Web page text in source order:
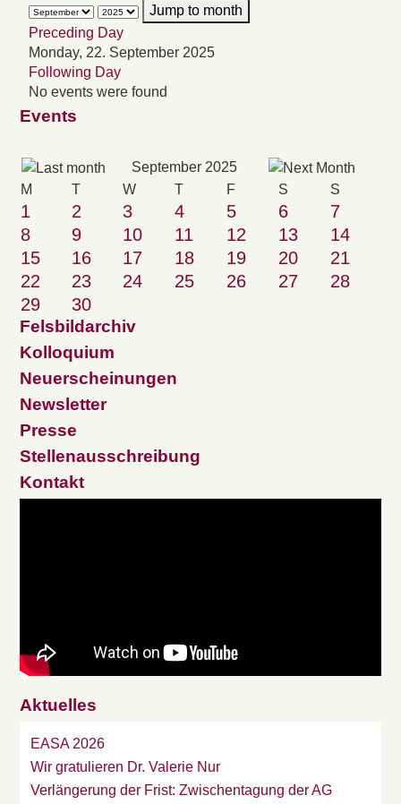
Jump to month
Preceding Day
Monday, 22. September 2025
Following Day
No events were found
Events
September 2025
M T W T F S S
1 2 3 4 5 6
7
8
9 10 11 12 13
14
15
16 17 18 19 20
21
22
23 24 25 26 27
28
29
30
Felsbildarchiv
Kolloquium
Neuerscheinungen
Newsletter
Presse
Stellenausschreibung
Kontakt
Aktuelles
EASA 2026
Wir gratulieren Dr. Valerie Nur
Verlängerung der Frist: Zwischentagung der AG